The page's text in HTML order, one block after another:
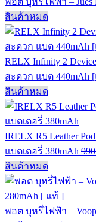
สินค้าหมด
RELX Infinity 2
สะดวก แบต 440mAh
สินค้าหมด
IRELX R5 Leather
แบตเตอรี่ 380mAh
สินค้าหมด
พอต บุหรี่ไฟฟ้า –